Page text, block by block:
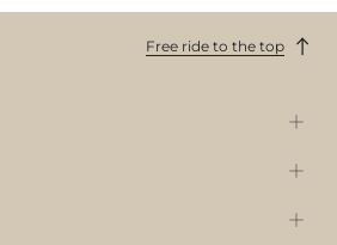
Free ride to the top